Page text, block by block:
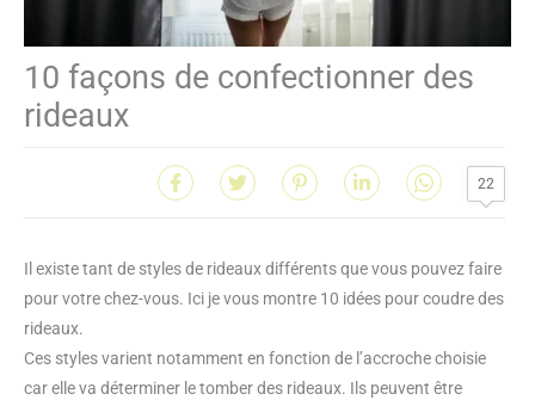
10 façons de confectionner des
rideaux
22
Il existe tant de styles de rideaux différents que vous pouvez faire
pour votre chez-vous. Ici je vous montre 10 idées pour coudre des
rideaux.
Ces styles varient notamment en fonction de l’accroche choisie
car elle va déterminer le tomber des rideaux. Ils peuvent être